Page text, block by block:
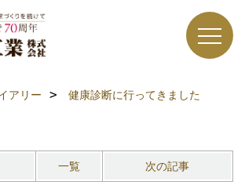
アリー 健康診断に行ってきました
一覧 次の記事